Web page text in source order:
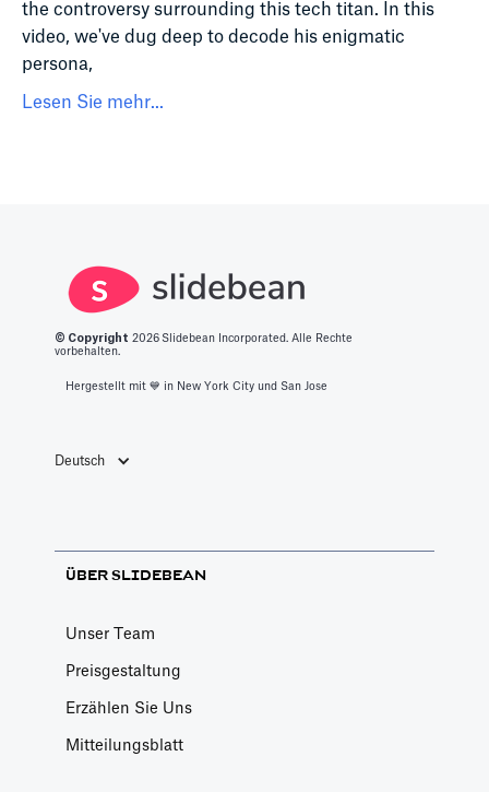
the controversy surrounding this tech titan. In this
video, we've dug deep to decode his enigmatic
persona,
Lesen Sie mehr...
© Copyright 2026 Slidebean Incorporated. Alle Rechte
vorbehalten.
Hergestellt mit 💙️ in New York City und San Jose
Deutsch
ÜBER SLIDEBEAN
Unser Team
Preisgestaltung
Erzählen Sie Uns
Mitteilungsblatt